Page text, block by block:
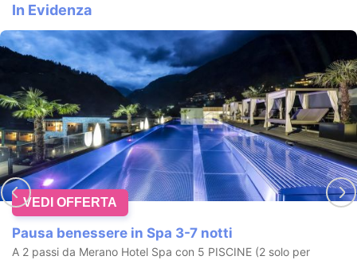
In Evidenza
Fuga romantica al mare
Una notte romantica in spa al mare....
VEDI OFFERTA